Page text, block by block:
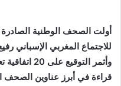
ب
ر
ي
د
أولت الصحف الوطنية
للاجتماع المغربي الإسباني
وأثمر التوقيع على 20 اتفاقية تعاون في مجالات عدة